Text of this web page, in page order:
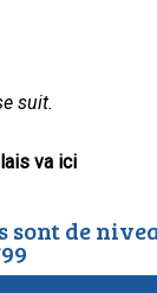
suit.
va ici
sont de